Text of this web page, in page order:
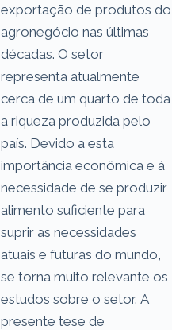
exportação de produtos do
agronegócio nas últimas
décadas. O setor
representa atualmente
cerca de um quarto de toda
a riqueza produzida pelo
país. Devido a esta
importância econômica e à
necessidade de se produzir
alimento suficiente para
suprir as necessidades
atuais e futuras do mundo,
se torna muito relevante os
estudos sobre o setor. A
presente tese de